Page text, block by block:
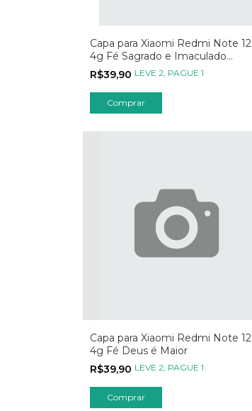
Capa para Xiaomi Redmi Note 12
4g Fé Sagrado e Imaculado
Coração
R$39,90 LEVE 2, PAGUE 1
Comprar
Capa para Xiaomi Redmi Note 12
4g Fé Deus é Maior
R$39,90 LEVE 2, PAGUE 1
Comprar